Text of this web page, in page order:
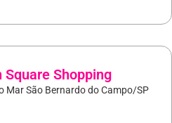
Square Shopping
Mar São Bernardo do Campo/SP